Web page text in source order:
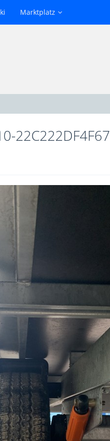
Marktplatz
22C222DF4F67